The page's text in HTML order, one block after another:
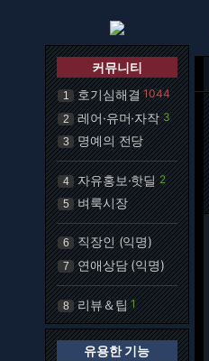
커뮤니티
1 호기심해결 1044
2 레어·유머·자작 3
3 명예의 전당
4 자유홍보·핫딜 2
5 벼룩시장
6 직장인 (익명)
7 연애상담 (익명)
8 리뷰＆팁 1
유용한 기능